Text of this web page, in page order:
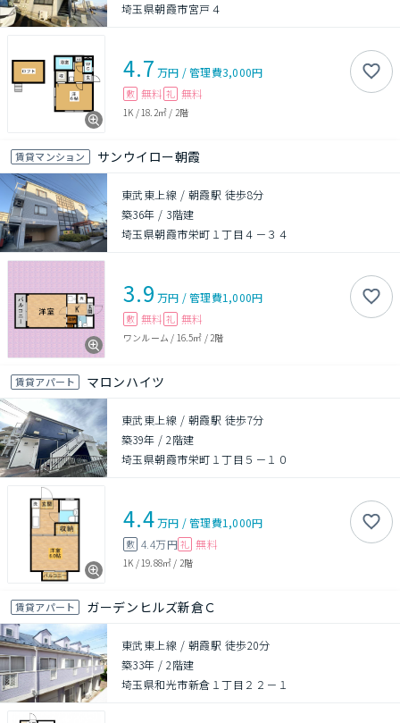
埼玉県朝霞市宮戸４
4.7 万円 /管理費3,000円
敷 無料 礼 無料
1K / 18.2㎡ / 2階
賃貸マンション サンウイロー朝霞
東武東上線 / 朝霞駅 徒歩8分
築36年 / 3階建
埼玉県朝霞市栄町１丁目４－３４
3.9 万円 /管理費1,000円
敷 無料 礼 無料
ワンルーム / 16.5㎡ / 2階
賃貸アパート マロンハイツ
東武東上線 / 朝霞駅 徒歩7分
築39年 /2階建
埼玉県朝霞市栄町１丁目５－１０
4.4万円 /管理費1,000円
敷 4.4万円 礼 無料
1K / 19.88㎡ / 2階
賃貸アパート ガーデンヒルズ新倉Ｃ
東武東上線 / 朝霞駅 徒歩20分
築33年 /2階建
埼玉県和光市新倉１丁目２２－１